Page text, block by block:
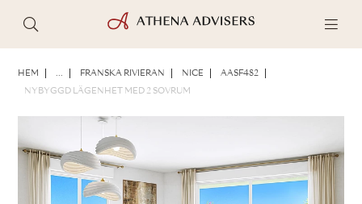
HEM ... FRANSKA RIVIERAN NICE AASF482
NYBYGGD LÄGENHET MED 2 SOVRUM